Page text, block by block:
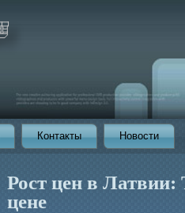
Контакты Новости
Рост цен в
цене